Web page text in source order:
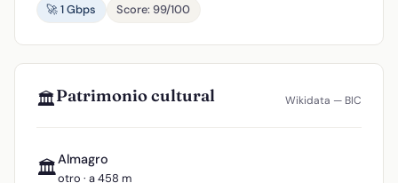
🚀 1 Gbps
Score: 99/100
🏛️Patrimonio cultural Wikidata — BIC
🏛️Almagro
otro · a 458 m